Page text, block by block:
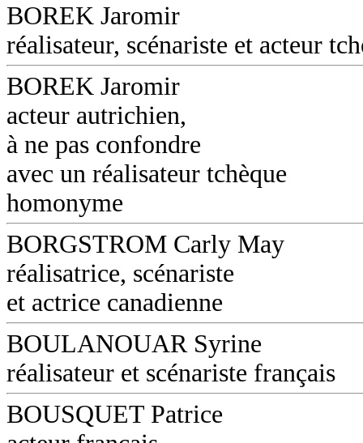
BOREK Jaromir
réalisateur, scénariste et acteur
BOREK Jaromir
acteur autrichien,
à ne pas confondre
avec un réalisateur tchèque
homonyme
BORGSTROM Carly May
réalisatrice, scénariste
et actrice canadienne
BOULANOUAR Syrine
réalisateur et scénariste français
BOUSQUET Patrice